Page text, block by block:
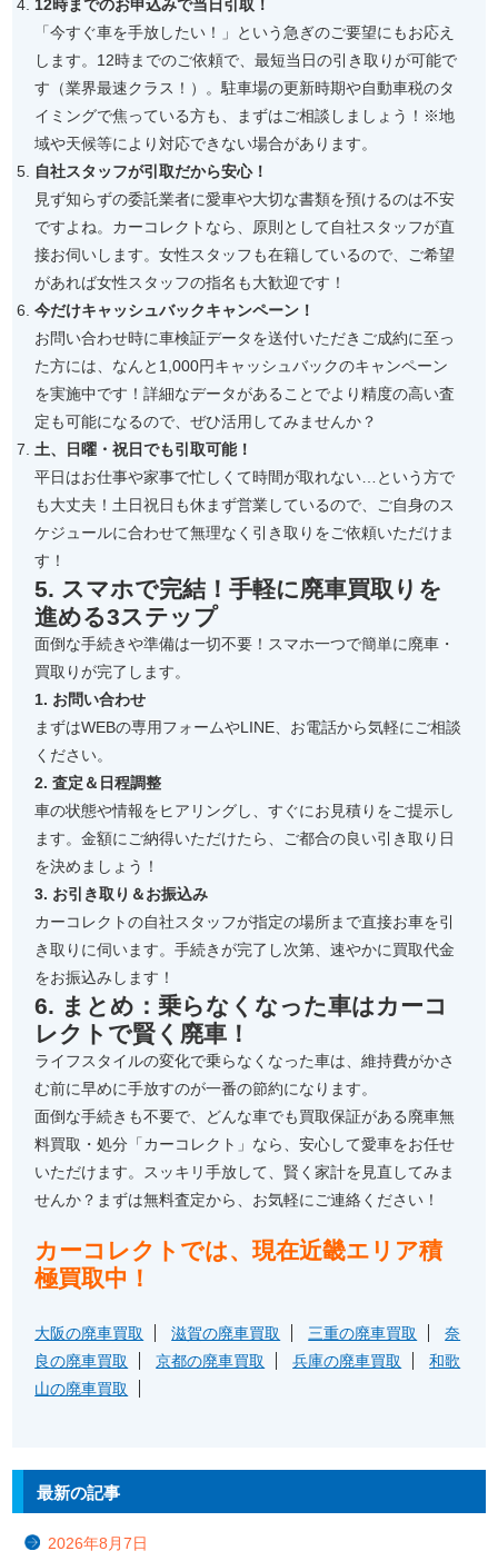
12時までのお申込みで当日引取！
「今すぐ車を手放したい！」という急ぎのご要望にもお応え
します。12時までのご依頼で、最短当日の引き取りが可能で
す（業界最速クラス！）。駐車場の更新時期や自動車税のタ
イミングで焦っている方も、まずはご相談しましょう！※地
域や天候等により対応できない場合があります。
自社スタッフが引取だから安心！
見ず知らずの委託業者に愛車や大切な書類を預けるのは不安
ですよね。カーコレクトなら、原則として自社スタッフが直
接お伺いします。女性スタッフも在籍しているので、ご希望
があれば女性スタッフの指名も大歓迎です！
今だけキャッシュバックキャンペーン！
お問い合わせ時に車検証データを送付いただきご成約に至っ
た方には、なんと1,000円キャッシュバックのキャンペーン
を実施中です！詳細なデータがあることでより精度の高い査
定も可能になるので、ぜひ活用してみませんか？
土、日曜・祝日でも引取可能！
平日はお仕事や家事で忙しくて時間が取れない…という方で
も大丈夫！土日祝日も休まず営業しているので、ご自身のス
ケジュールに合わせて無理なく引き取りをご依頼いただけま
す！
5. スマホで完結！手軽に廃車買取りを
進める3ステップ
面倒な手続きや準備は一切不要！スマホ一つで簡単に廃車・
買取りが完了します。
1. お問い合わせ
まずはWEBの専用フォームやLINE、お電話から気軽にご相談
ください。
2. 査定＆日程調整
車の状態や情報をヒアリングし、すぐにお見積りをご提示し
ます。金額にご納得いただけたら、ご都合の良い引き取り日
を決めましょう！
3. お引き取り＆お振込み
カーコレクトの自社スタッフが指定の場所まで直接お車を引
き取りに伺います。手続きが完了し次第、速やかに買取代金
をお振込みします！
6. まとめ：乗らなくなった車はカーコ
レクトで賢く廃車！
ライフスタイルの変化で乗らなくなった車は、維持費がかさ
む前に早めに手放すのが一番の節約になります。
面倒な手続きも不要で、どんな車でも買取保証がある廃車無
料買取・処分「カーコレクト」なら、安心して愛車をお任せ
いただけます。スッキリ手放して、賢く家計を見直してみま
せんか？まずは無料査定から、お気軽にご連絡ください！
カーコレクトでは、現在近畿エリア積
極買取中！
大阪の廃車買取 滋賀の廃車買取 三重の廃車買取
奈
良の廃車買取
京都の廃車買取 兵庫の廃車買取
和歌
山の廃車買取
最新の記事
2026年8月7日